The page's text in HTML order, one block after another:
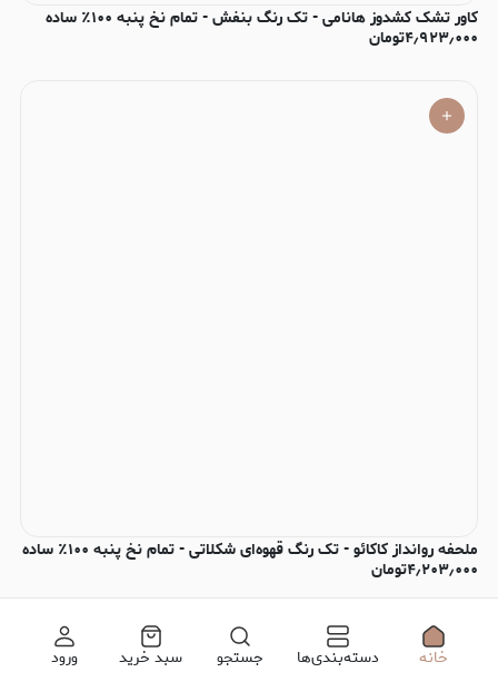
خانه دسته‌بندی‌ها جستجو سبد خرید ورود
کاور تشک کشدوز هانامی - تک رنگ بنفش - تمام نخ پنبه ۱۰۰٪ ساده
۴٫۹۲۳٫۰۰۰تومان
ملحفه روانداز کاکائو - تک رنگ قهوه‌ای شکلاتی - تمام نخ پنبه ۱۰۰٪ ساده
۴٫۲۰۳٫۰۰۰تومان